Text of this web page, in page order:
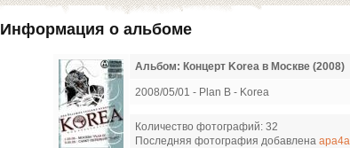
Информация о альбоме
Альбом: Концерт Korea в Москве (2008)
2008/05/01 - Plan B - Korea
Количество фотографий: 32
Последняя фотография добавлена apa4a